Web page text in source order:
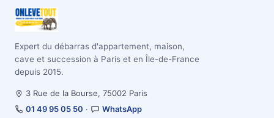
Expert du débarras d'appartement, maison,
cave et succession à Paris et en Île-de-France
depuis 2015.
3 Rue de la Bourse, 75002 Paris
01 49 95 05 50 ·
WhatsApp